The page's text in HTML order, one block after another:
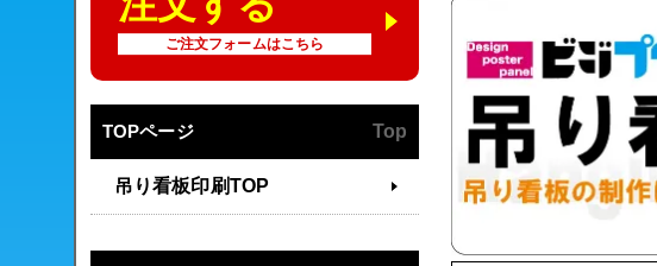
ご注文フォームはこちら
TOPページ Top
吊り看板印刷TOP